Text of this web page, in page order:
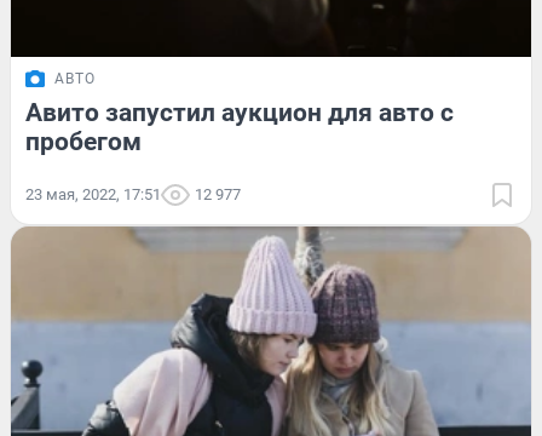
АВТО
Авито запустил аукцион для авто с
пробегом
23 мая, 2022, 17:51 12 977